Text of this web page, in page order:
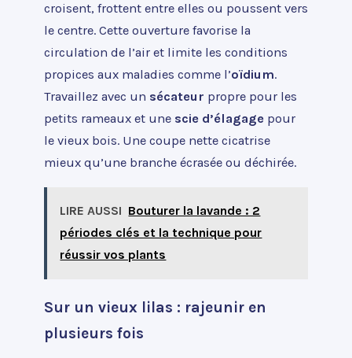
croisent, frottent entre elles ou poussent vers
le centre. Cette ouverture favorise la
circulation de l’air et limite les conditions
propices aux maladies comme l’oïdium.
Travaillez avec un sécateur propre pour les
petits rameaux et une scie d’élagage pour
le vieux bois. Une coupe nette cicatrise
mieux qu’une branche écrasée ou déchirée.
LIRE AUSSI Bouturer la lavande : 2
périodes clés et la technique pour
réussir vos plants
Sur un vieux lilas : rajeunir en
plusieurs fois